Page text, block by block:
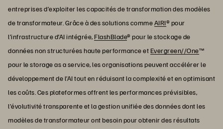
entreprises d’exploiter les capacités de transformation des modèles
de transformateur. Grâce à des solutions commeAIRI® pour
l’infrastructure d’AI intégrée,FlashBlade® pour le stockage de
données non structurées haute performance etEvergreen//One™
pour le storage as a service, les organisations peuvent accélérer le
développement de l’AI tout en réduisant la complexité et en optimisant
les coûts. Ces plateformes offrent les performances prévisibles,
l’évolutivité transparente et la gestion unifiée des données dont les
modèles de transformateur ont besoin pour obtenir des résultats